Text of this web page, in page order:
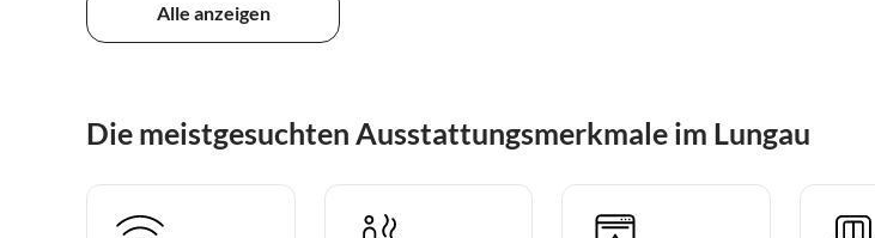
Alle anzeigen
Die meistgesuchten Ausstattungsmerkmale im Lungau